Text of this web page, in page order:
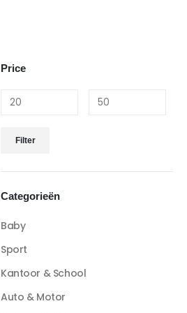
Price
Filter
Categorieën
Baby
Sport
Kantoor & School
Auto & Motor